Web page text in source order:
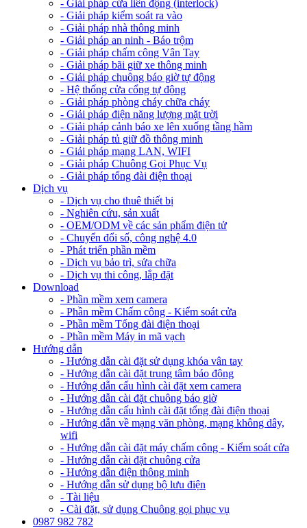
- Giải pháp cửa liên động (interlock)
- Giải pháp kiểm soát ra vào
- Giải pháp nhà thông minh
- Giải pháp an ninh - Báo trộm
- Giải pháp chấm công Vân Tay
- Giải pháp bãi giữ xe thông minh
- Giải pháp chuông báo giờ tự động
- Hệ thống cửa cổng tự động
- Giải pháp phòng cháy chữa cháy
- Giải pháp điện năng lượng mặt trời
- Giải pháp cảnh báo xe lên xuống tầng hầm
- Giải pháp tủ giữ đồ thông minh
- Giải pháp mạng LAN, WIFI
- Giải pháp Chuông Gọi Phục Vụ
- Giải pháp tổng đài điện thoại
Dịch vụ
- Dịch vụ cho thuê thiết bị
- Nghiên cứu, sản xuất
- OEM/ODM về các sản phẩm điện tử
- Chuyển đổi số, công nghệ 4.0
- Phát triển phần mềm
- Dịch vụ bảo trì, sửa chữa
- Dịch vụ thi công, lắp đặt
Download
- Phần mềm xem camera
- Phần mềm Chấm công - Kiểm soát cửa
- Phần mềm Tổng đài điện thoại
- Phần mềm Máy in mã vạch
Hướng dẫn
- Hướng dẫn cài đặt sử dụng khóa vân tay
- Hướng dẫn cài đặt trung tâm báo động
- Hướng dẫn cấu hình cài đặt xem camera
- Hướng dẫn cài đặt chuông báo giờ
- Hướng dẫn cấu hình cài đặt tổng đài điện thoại
- Hướng dẫn về mạng văn phòng, mạng không dây,
wifi
- Hướng dẫn cài đặt máy chấm công - Kiểm soát cửa
- Hướng dẫn cài đặt chuông cửa
- Hướng dẫn điện thông minh
- Hướng dẫn sử dụng bộ lưu điện
- Tài liệu
- Cài đặt, sử dụng Chuông gọi phục vụ
0987 982 782